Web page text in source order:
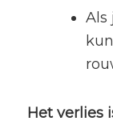
Als
Het verlies